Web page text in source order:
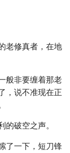
老修真者，在地
般非要缠着那老
，说不准现在正
破空之声。
了一下，短刀锋